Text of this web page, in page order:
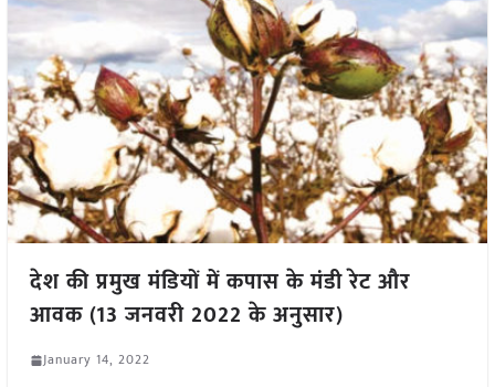
देश की प्रमुख मंडियों में कपास के मंडी रेट और
आवक (13 जनवरी 2022 के अनुसार)
January 14, 2022